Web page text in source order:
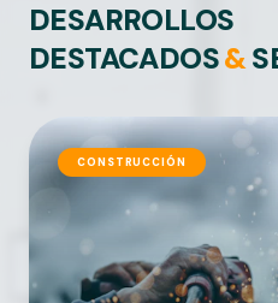
DESARROLLOS
DESTACADOS&
CONSTRUCCIÓN